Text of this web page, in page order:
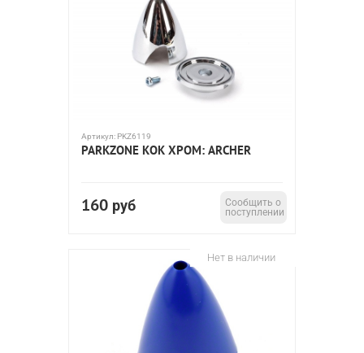
Артикул: PKZ6119
PARKZONE КОК ХРОМ: ARCHER
160 руб
Сообщить о
поступлении
Нет в наличии